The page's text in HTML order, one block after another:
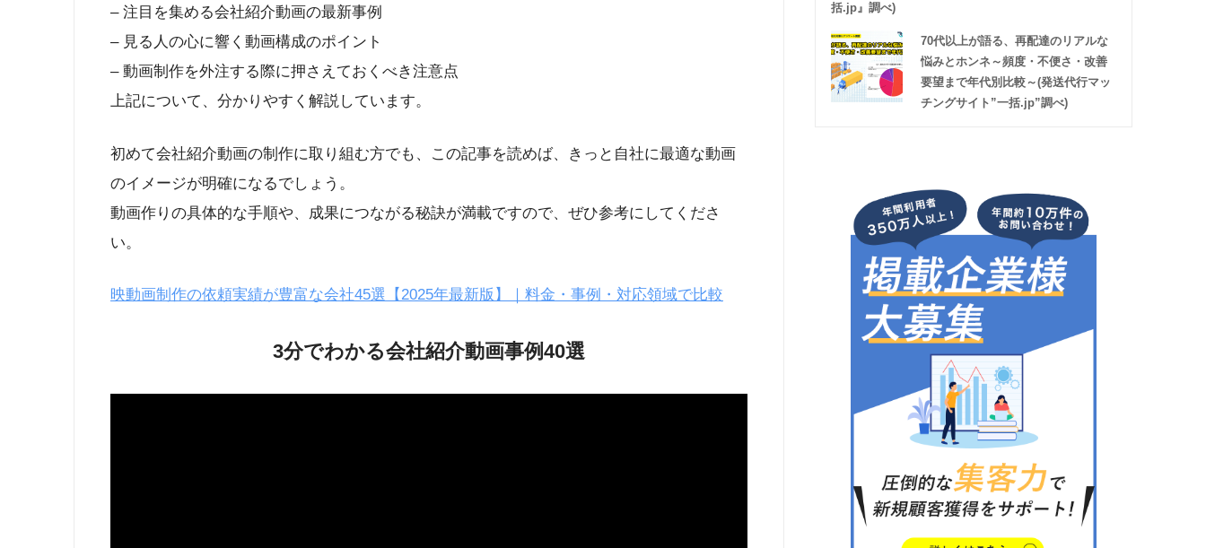
– 注目を集める会社紹介動画の最新事例
– 見る人の心に響く動画構成のポイント
– 動画制作を外注する際に押さえておくべき注意点
上記について、分かりやすく解説しています。
初めて会社紹介動画の制作に取り組む方でも、この記事を読めば、きっと自社に最適な動画
のイメージが明確になるでしょう。
動画作りの具体的な手順や、成果につながる秘訣が満載ですので、ぜひ参考にしてくださ
い。
映動画制作の依頼実績が豊富な会社45選【2025年最新版】｜料金・事例・対応領域で比較
3分でわかる会社紹介動画事例40選
括.jp』調べ)
70代以上が語る、再配達のリアルな
悩みとホンネ～頻度・不便さ・改善
要望まで年代別比較～(発送代行マッ
チングサイト”一括.jp”調べ)